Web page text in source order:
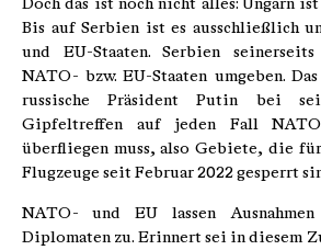
Doch das ist noch nicht alles: Ungarn
Bis auf Serbien ist es ausschließlich
und EU-Staaten. Serbien
NATO- bzw. EU-Staaten umgeben.
russische Präsident Putin bei
Gipfeltreffen auf jeden Fall
überfliegen muss, also Gebiete, die
Flugzeuge seit Februar 2022 gesperrt
NATO- und EU lassen
Diplomaten zu. Erinnert sei in diesem